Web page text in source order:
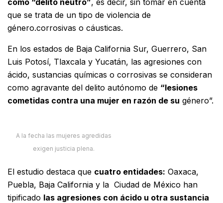
que se trata de un tipo de violencia de
género.corrosivas o cáusticas.
En los estados de Baja California Sur, Guerrero, San
Luis Potosí, Tlaxcala y Yucatán, las agresiones con
ácido, sustancias químicas o corrosivas se consideran
como agravante del delito autónomo de “lesiones
cometidas contra una mujer en razón de su género”.
A la fecha las mujeres agredidas
exigen justicia plena.
El estudio destaca que cuatro entidades: Oaxaca,
Puebla, Baja California y la Ciudad de México han
tipificado las agresiones con ácido u otra sustancia